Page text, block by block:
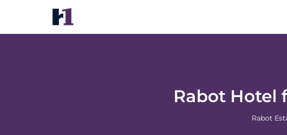
Rabot Hotel
Rabot
Rabot Hotel from Hotel Chocolat
Priser